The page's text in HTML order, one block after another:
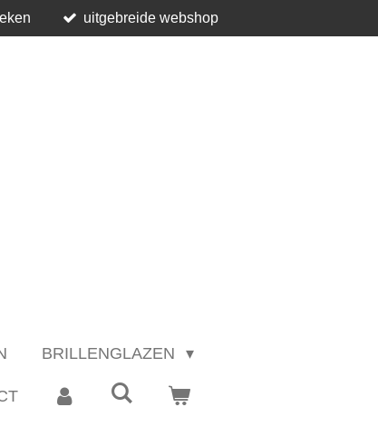
uitgebreide webshop
BRILLENGLAZEN